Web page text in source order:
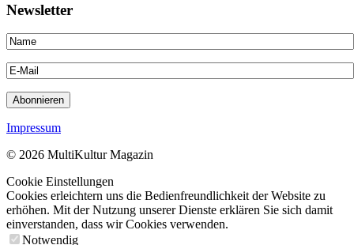
Newsletter
Impressum
© 2026 MultiKultur Magazin
Cookie Einstellungen
Cookies erleichtern uns die Bedienfreundlichkeit der Website zu
erhöhen. Mit der Nutzung unserer Dienste erklären Sie sich damit
einverstanden, dass wir Cookies verwenden.
Notwendig